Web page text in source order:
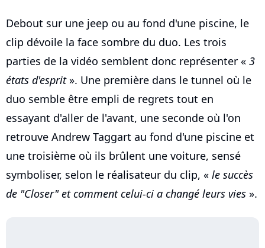
Debout sur une jeep ou au fond d'une piscine, le
clip dévoile la face sombre du duo. Les trois
parties de la vidéo semblent donc représenter « 3
états d'esprit». Une première dans le tunnel où le
duo semble être empli de regrets tout en
essayant d'aller de l'avant, une seconde où l'on
retrouve Andrew Taggart au fond d'une piscine et
une troisième où ils brûlent une voiture, sensé
symboliser, selon le réalisateur du clip, « le succès
de "Closer" et comment celui-ci a changé leurs vies ».